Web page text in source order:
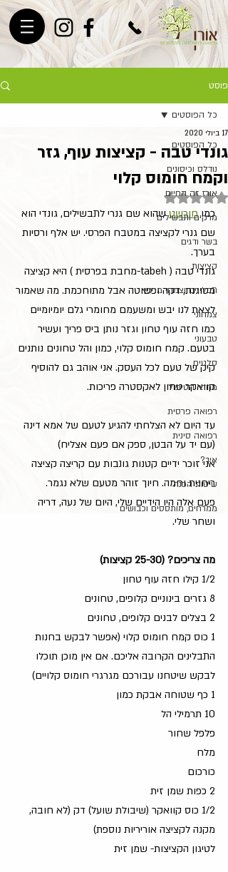
פוסט
כל הפוסטים
נודלס וכיסונים
אורז זה החיים
מרקים ותבשילים
בשר ודגים
קציצות
תבלינים וצמחי מרפא
צמחוני
טבעוני
סלטים
מחדר הטיפול
רפואה פרסית
רפואה סינית
איך?
שיטות הכנה
ממרחים, מותססים וכבושים
כל הפוסטים
גונדי טבה - קציצות עוף, גזר
וקמח חומוס קלוי
17 ביולי 2020
דירוג של NaN מתוך 5 כוכבים
כמו חורשט שהוא שם גנרי לתבשילים, גונדי הוא
שם גנרי לקציצה במטבח הפרסי. יש אלף ורסיות
בערך.
גונדי טבה ( tabeh-מחבת בפרסית ) היא קציצה
מטוגנת, דקה ופשוטה אבל מתוחכמת. מה שאמור
לצאת לנו יבש ומשעמם מחומרי גלם יומיומיים
כמו חזה עוף טחון וגזר נותן ביס פריך ועשיר
בטעם. קמח חומוס קלוי, כמון והל טחונים נותנים
קיק של טעם לכל העסק. אני אוהב גם להוסיף
קוואקר טחון לאקסטרה פריכות.
עד היום לא הצלחתי להגיע לטעם של אמא דינה
(עם יד על הבטן, ספק אם פעם אצליח)
אני זוכר ידיים קטנות גונבות עם קריצה קציצה
ריחנית וחמה. חיוך זוהר מטעם שלא נגמר.
פעם אלה היו הידיים שלי, היום של נעה, דריה
ושחר שלי.
מה צריכים? (25-30 קציצות)
1/2 קילו חזה עוף טחון
8 גזרים בינוניים קלופים, טחונים
2 בצלים לבנים קלופים, טחונים
1 כוס קמח חומוס קלוי (אפשר לבקש בחנות
התבלינים הקרובה אליכם. אם אין מוכן תוכלו
לבקש שיטחנו עבורכם מגרגרי חומוס קלויים)
1 כף שטוחה אבקת כמון
10 תרמילי הל
פלפל שחור
מלח
כורכום
2 כפות שמן זית
1/2 כוס קוואקר (שיבולת שועל) דק (לא חובה,
מקנה לקציצה אוריריות נוספת)
לטיגון הקציצות- שמן זית